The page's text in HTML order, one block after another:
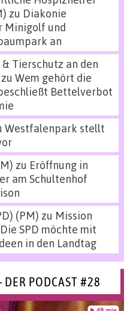
zu Diakonie
Minigolf und
an
Tierschutz an den
zu Wem gehört die
Bettelverbot
Westfalenpark stellt
zu Eröffnung in
am Schultenhof
(PM) zu Mission
SPD möchte mit
in den Landtag
DER PODCAST #28